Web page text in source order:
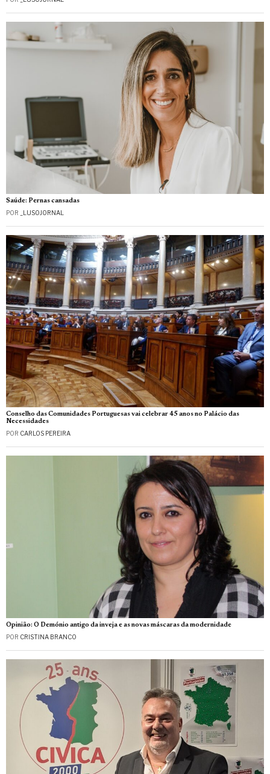
Saúde: Pernas cansadas
POR _LUSOJORNAL
Conselho das Comunidades Portuguesas vai celebrar 45 anos no Palácio das
Necessidades
POR CARLOS PEREIRA
Opinião: O Demónio antigo da inveja e as novas máscaras da modernidade
POR CRISTINA BRANCO